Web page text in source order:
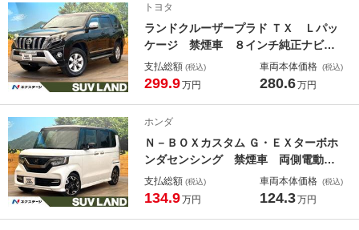
スマートキー
トヨタ
ランドクルーザープラド ＴＸ Ｌパッ
ケージ 禁煙車 ８インチ純正ナビ
バックカメラ レザーシート ドラレ
コ コーナーセンサー スマートキ
ルエアコン Ｂｌｕｅｔｏｏｔｈ
支払総額 (税込)
299.9万円
車両本体価格 (税込)
280.6万円
ホンダ
Ｎ－ＢＯＸカスタム Ｇ・ＥＸターボホ
ンダセンシング 禁煙車 両側電動ド
ア １１インチナビ バックカメラ
ホンダセンシング レーダークルー
支払総額 (税込)
134.9万円
車両本体価格 (税込)
124.3万円